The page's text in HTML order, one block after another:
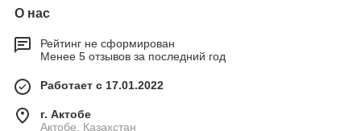
О нас
Рейтинг не сформирован
Менее 5 отзывов за последний год
Работает с 17.01.2022
г. Актобе
Актобе, Казахстан